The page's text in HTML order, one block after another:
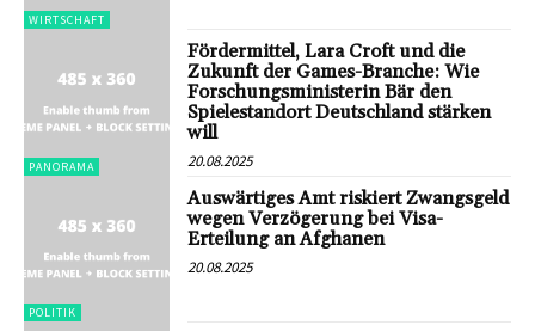
WIRTSCHAFT
PANORAMA
Fördermittel, Lara Croft und die
Zukunft der Games-Branche: Wie
Forschungsministerin Bär den
Spielestandort Deutschland stärken
will
20.08.2025
POLITIK
Auswärtiges Amt riskiert Zwangsgeld
wegen Verzögerung bei Visa-
Erteilung an Afghanen
20.08.2025